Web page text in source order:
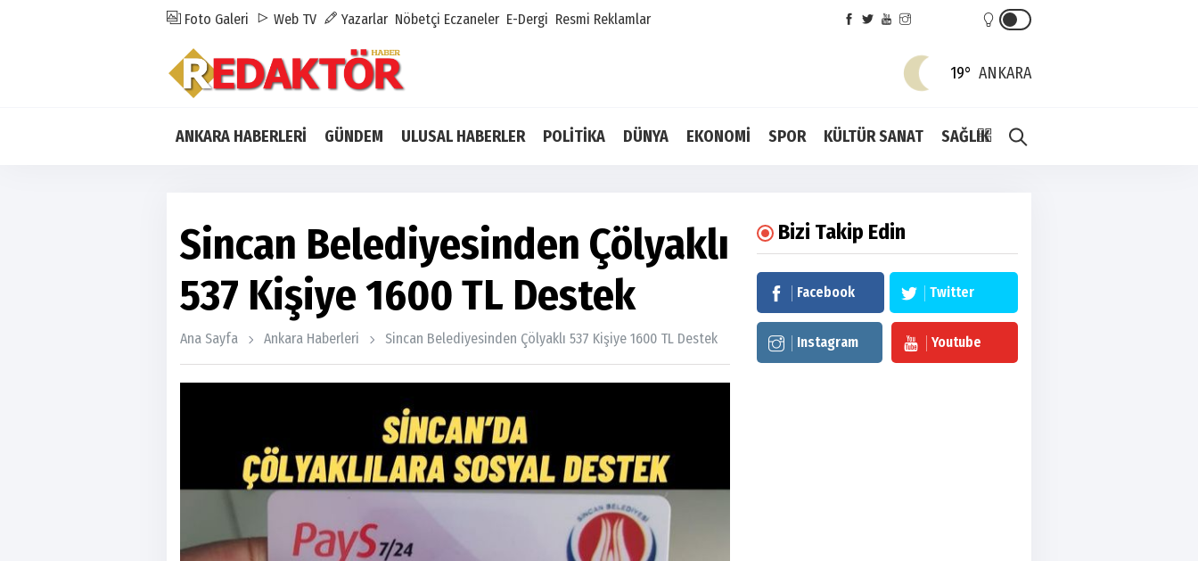
Foto Galeri Web TV Yazarlar Nöbetçi Eczaneler E-Dergi Resmi Reklamlar
19° ANKARA
ANKARA HABERLERİ GÜNDEM ULUSAL HABERLER POLİTİKA DÜNYA EKONOMİ SPOR KÜLTÜR SANAT SAĞLIK
Sincan Belediyesinden Çölyaklı
537 Kişiye 1600 TL Destek
Ana Sayfa Ankara Haberleri Sincan Belediyesinden Çölyaklı 537 Kişiye 1600 TL Destek
Bizi Takip Edin
Facebook Twitter
Instagram Youtube